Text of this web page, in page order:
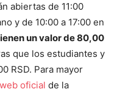
abiertas de 11:00
y de 10:00 a 17:00 en
un valor de 80,00
que los estudiantes y
RSD. Para mayor
web oficial de la